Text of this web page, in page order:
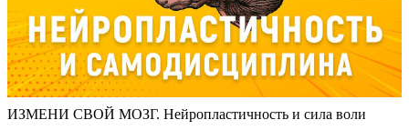
ИЗМЕНИ СВОЙ МОЗГ. Нейропластичность и сила воли